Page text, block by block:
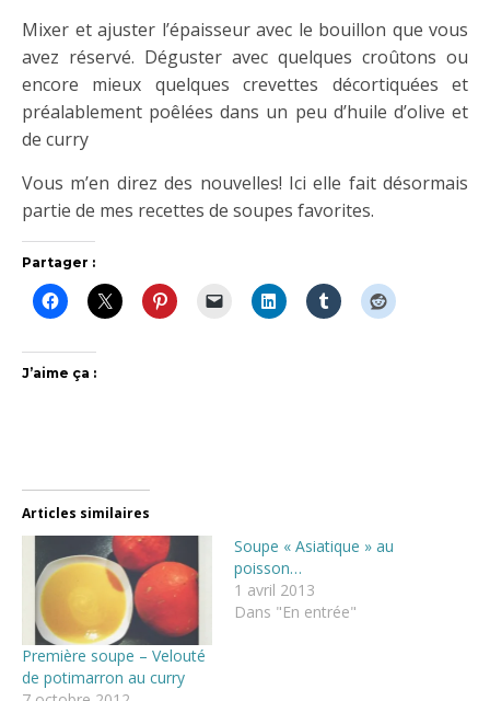
Mixer et ajuster l’épaisseur avec le bouillon que vous
avez réservé. Déguster avec quelques croûtons ou
encore mieux quelques crevettes décortiquées et
préalablement poêlées dans un peu d’huile d’olive et
de curry
Vous m’en direz des nouvelles! Ici elle fait désormais
partie de mes recettes de soupes favorites.
Partager :
J’aime ça :
Articles similaires
Première soupe – Velouté
de potimarron au curry
Soupe « Asiatique » au
poisson…
1 avril 2013
Dans "En entrée"